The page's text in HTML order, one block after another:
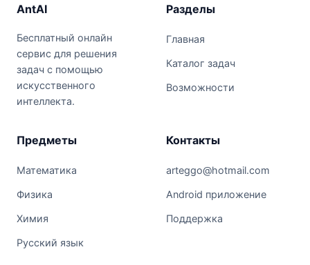
AntAI
Бесплатный онлайн
сервис для решения
задач с помощью
искусственного
интеллекта.
Разделы
Главная
Каталог задач
Возможности
Предметы
Математика
Физика
Химия
Русский язык
Контакты
arteggo@hotmail.com
Android приложение
Поддержка